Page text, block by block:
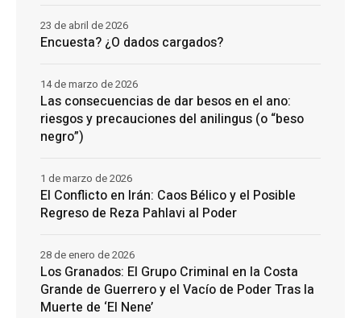
Encuesta? ¿O dados cargados?
23 de abril de 2026
Las consecuencias de dar besos en el ano:
riesgos y precauciones del anilingus (o “beso
negro”)
14 de marzo de 2026
El Conflicto en Irán: Caos Bélico y el Posible
Regreso de Reza Pahlavi al Poder
1 de marzo de 2026
Los Granados: El Grupo Criminal en la Costa
Grande de Guerrero y el Vacío de Poder Tras la
Muerte de ‘El Nene’
28 de enero de 2026